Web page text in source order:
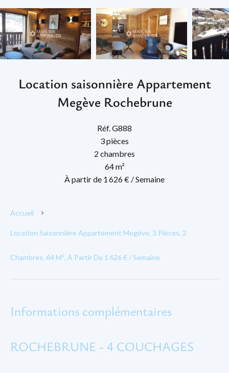
Location saisonnière Appartement
Megève Rochebrune
Réf. G888
3 pièces
2 chambres
64 m²
À partir de 1 626 € / Semaine
Accueil
Location Saisonnière Appartement Megève, 3 Pièces, 2
Chambres, 64 M², À Partir De 1 626 € / Semaine
Informations complémentaires
ROCHEBRUNE - 4 COUCHAGES